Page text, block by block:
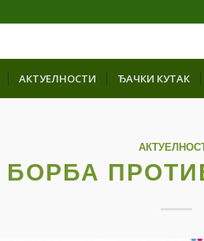
АКТУЕЛНОСТИ ЂАЧКИ КУТАК
БОРБА